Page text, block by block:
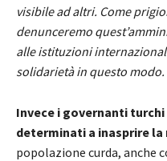
visibile ad altri. Come
denunceremo
alle istituzioni
solidarietà in questo modo.
Invece i governanti
determinati a inasprire la
popolazione curda, anche